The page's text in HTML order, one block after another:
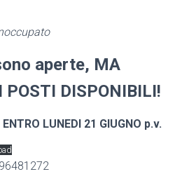
aperte, MA
POSTI DISPONIBILI!
LUNEDI 21 GIUGNO p.v.